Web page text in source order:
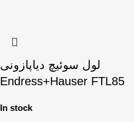
لول سوئیچ دیاپازونی
Endress+Hauser FTL85
In stock